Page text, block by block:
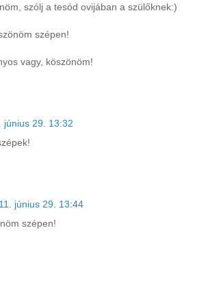
szólj a tesód ovijában a szülőknek:)
szépen!
vagy, köszönöm!
június 29. 13:32
június 29. 13:44
szépen!